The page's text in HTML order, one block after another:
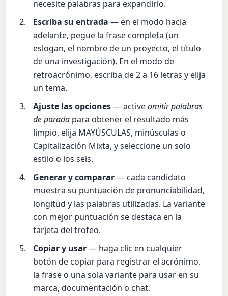
necesite palabras para expandirlo.
Escriba su entrada — en el modo hacia
adelante, pegue la frase completa (un
eslogan, el nombre de un proyecto, el título
de una investigación). En el modo de
retroacrónimo, escriba de 2 a 16 letras y elija
un tema.
Ajuste las opciones— activeomitir palabras
de paradapara obtener el resultado más
limpio, elija MAYÚSCULAS, minúsculas o
Capitalización Mixta, y seleccione un solo
estilo o los seis.
Generar y comparar— cada candidato
muestra su puntuación de pronunciabilidad,
longitud y las palabras utilizadas. La variante
con mejor puntuación se destaca en la
tarjeta del trofeo.
Copiar y usar— haga clic en cualquier
botón de copiar para registrar el acrónimo,
la frase o una sola variante para usar en su
marca, documentación o chat.